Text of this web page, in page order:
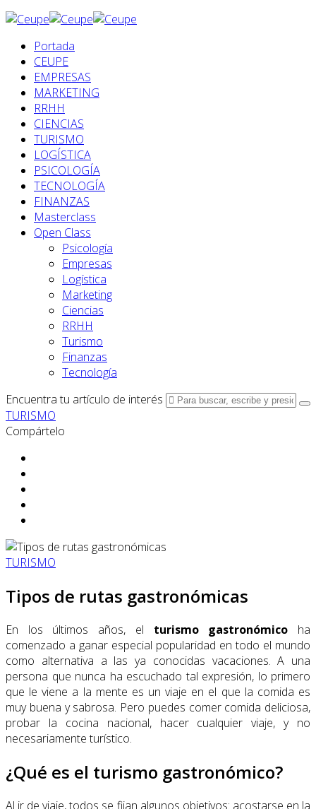
Portada
CEUPE
EMPRESAS
MARKETING
RRHH
CIENCIAS
TURISMO
LOGÍSTICA
PSICOLOGÍA
TECNOLOGÍA
FINANZAS
Masterclass
Open Class
Psicología
Empresas
Logística
Marketing
Ciencias
RRHH
Turismo
Finanzas
Tecnología
Encuentra tu artículo de interés
TURISMO
Compártelo
TURISMO
Tipos de rutas gastronómicas
En los últimos años, el turismo gastronómico ha
comenzado a ganar especial popularidad en todo el mundo
como alternativa a las ya conocidas vacaciones. A una
persona que nunca ha escuchado tal expresión, lo primero
que le viene a la mente es un viaje en el que la comida es
muy buena y sabrosa. Pero puedes comer comida deliciosa,
probar la cocina nacional, hacer cualquier viaje, y no
necesariamente turístico.
¿Qué es el turismo gastronómico?
Al ir de viaje, todos se fijan algunos objetivos: acostarse en la